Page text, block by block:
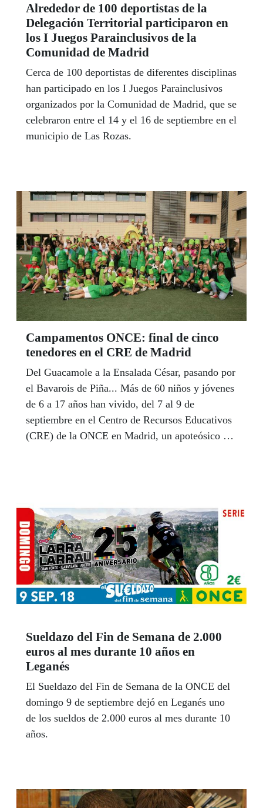
Alrededor de 100 deportistas de la
Delegación Territorial participaron en
los I Juegos Parainclusivos de la
Comunidad de Madrid
Cerca de 100 deportistas de diferentes disciplinas
han participado en los I Juegos Parainclusivos
organizados por la Comunidad de Madrid, que se
celebraron entre el 14 y el 16 de septiembre en el
municipio de Las Rozas.
Campamentos ONCE: final de cinco
tenedores en el CRE de Madrid
Del Guacamole a la Ensalada César, pasando por
el Bavarois de Piña... Más de 60 niños y jóvenes
de 6 a 17 años han vivido, del 7 al 9 de
septiembre en el Centro de Recursos Educativos
(CRE) de la ONCE en Madrid, un apoteósico y
Sueldazo del Fin de Semana de 2.000
euros al mes durante 10 años en
Leganés
El Sueldazo del Fin de Semana de la ONCE del
domingo 9 de septiembre dejó en Leganés uno
de los sueldos de 2.000 euros al mes durante 10
años.